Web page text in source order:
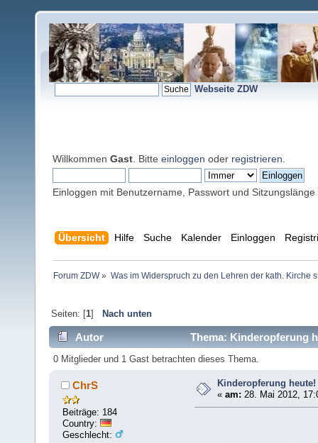
Webseite ZDW
Willkommen Gast . Bitte einloggen oder registrieren
Einloggen mit Benutzername, Passwort und Sitzungslänge
Übersicht Hilfe Suche Kalender Einloggen
Forum ZDW» Was im Widerspruch zu den Lehren der kath. Kirche
Seiten: [1] Nach unten
Autor Thema: Kinderopferung
0 Mitglieder und 1 Gast betrachten dieses Thema.
ChrS
Beiträge: 184
Country:
Geschlecht:
Kinderopferung heute!
«am: 28. Mai 2012,